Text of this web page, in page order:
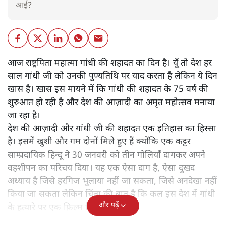
आई?
आज राष्ट्रपिता महात्मा गांधी की शहादत का दिन है। यूँ तो देश हर
साल गांधी जी को उनकी पुण्यतिथि पर याद करता है लेकिन ये दिन
खास है। खास इस मायने में कि गांधी की शहादत के 75 वर्ष की
शुरुआत हो रही है और देश की आज़ादी का अमृत महोत्सव मनाया
जा रहा है।
देश की आज़ादी और गांधी जी की शहादत एक इतिहास का हिस्सा
है। इसमें खुशी और गम दोनों मिले हुए हैं क्योंकि एक कट्टर
साम्प्रदायिक हिन्दू ने 30 जनवरी को तीन गोलियाँ दागकर अपने
वहशीपन का परिचय दिया। यह एक ऐसा दाग है, ऐसा दुखद
अध्याय है जिसे हरगिज भूलाया नहीं जा सकता, जिसे अनदेखा नहीं
किया जा सकता लेकिन चिंता की बात है कि कल इस देश में गांधी
के हत्यारे पर एक फ़िल्म रिलीज हो रही है।
और पढ़ें